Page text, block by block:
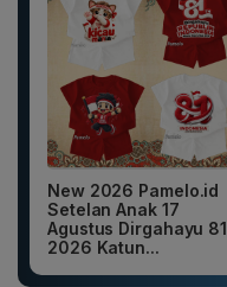
New 2026 Pamelo.id
Setelan Anak 17
Agustus Dirgahayu 81
2026 Katun...